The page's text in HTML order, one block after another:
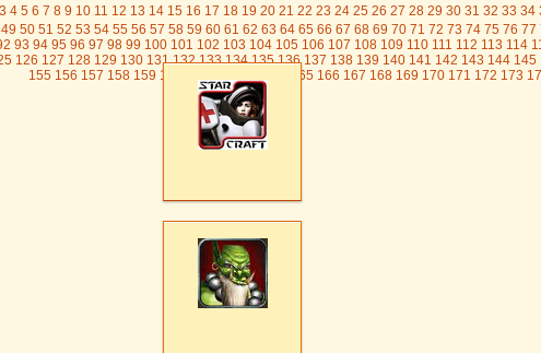
3 4 5 6 7 8 9 10 11 12 13 14 15 16 17 18 19 20 21 22 23 24 25 26 27 28 29 30 31 32 33 34
49 50 51 52 53 54 55 56 57 58 59 60 61 62 63 64 65 66 67 68 69 70 71 72 73 74 75 76 77
93 94 95 96 97 98 99 100 101 102 103 104 105 106 107 108 109 110 111 112 113 114
126 127 128 129 130 131 132 133 134 135 136 137 138 139 140 141 142 143 144 145
155 156 157 158 159 160 165 166 167 168 169 170 171 172 173